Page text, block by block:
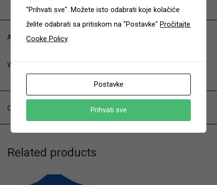
Additional information
Weight
Category:
Related products
"Prihvati sve". Možete isto odabrati koje kolačiće
želite odabrati sa pritiskom na "Postavke"Pročitajte
Cooke Policy
Postavke
Prihvati sve